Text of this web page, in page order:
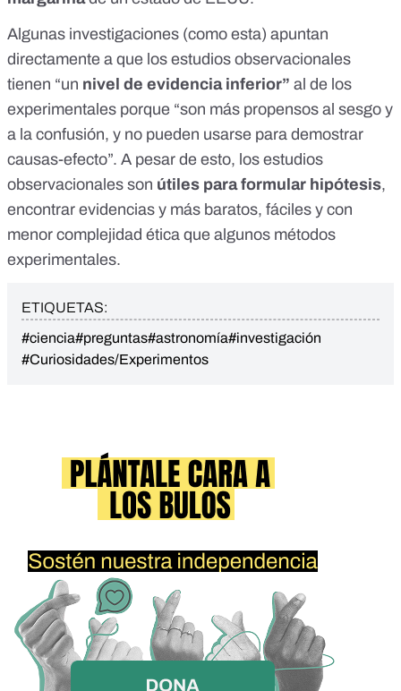
Algunas investigaciones (como esta) apuntan
directamente a que los estudios observacionales
tienen “un nivel de evidencia inferior” al de los
experimentales porque “son más propensos al sesgo y
a la confusión, y no pueden usarse para demostrar
causas-efecto”. A pesar de esto, los estudios
observacionales son útiles para formular hipótesis,
encontrar evidencias y más baratos, fáciles y con
menor complejidad ética que algunos métodos
experimentales.
ETIQUETAS:
#ciencia#preguntas#astronomía#investigación
#Curiosidades/Experimentos